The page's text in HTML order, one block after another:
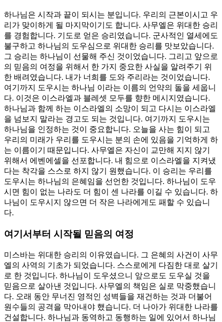
하나님은 시작과 끝이 되시는 분입니다. 우리의 근본이시고 우
리가 맞이하게 될 마지막이기도 합니다. 사무엘은 위대한 승리
를 경험합니다. 기도로 얻은 승리였습니다. 군사적인 열세에도
불구하고 하나님의 도우심으로 위대한 승리를 맛보았습니다.
그 승리는 하나님이 선물해 주신 것이었습니다. 그리고 앞으로
의 믿음의 여정을 위해서 한 가지 중요한 사실을 알려주기 위
한 배려였습니다. 내가 너희를 도와 주리라는 것이었습니다.
여기까지 도우시는 하나님 이라는 이름의 언약의 돌을 세웁니
다. 이것은 이스라엘과 블레셋 모두를 향한 메시지였습니다.
하나님과 함께 하는 이스라엘의 소망이 되고 다시는 이스라엘
을 넘보지 말라는 경고도 되는 것입니다. 여기까지 도우시는
하나님을 인정하는 것이 중요합니다. 오늘을 사는 힘이 되고
우리의 미래가 우리를 도우시는 분의 손에 있음을 기억하게 하
는 이름이기 때문입니다. 사무엘은 자신이 교만해 지지 않기
위해서 에벤에셀을 선포합니다. 내 힘으로 이스라엘을 지켜냈
다는 착각을 스스로 하지 않기 원했습니다. 이 승리는 우리를
도우시는 하나님의 은혜임을 선언한 것입니다. 하나님이 도우
시면 힘이 없는 나라도 더 힘이 센 나라를 이길 수 있습니다. 하
나님이 도우시지 않으면 더 작은 나라에게도 패할 수 있습니
다.
여기서부터 시작될 믿음의 여정
미스바는 위대한 승리의 이유였습니다. 그 은혜의 사건이 사무
엘의 사역의 기초가 되었습니다. 스스로에게 다짐한 대로 살기
로 한 것입니다. 하나님이 도우셨으니 앞으로도 도우실 것을
믿음으로 살아낸 것입니다. 사무엘의 책임은 실로 막중했습니
다. 오래 동안 무너진 영적인 성벽들을 재건하는 것과 더불어
원수들의 공격을 막아내야 했습니다. 더 나아가 위대한 나라를
건설합니다. 하나님과 동역하고 동행하는 일에 있어서 하나님